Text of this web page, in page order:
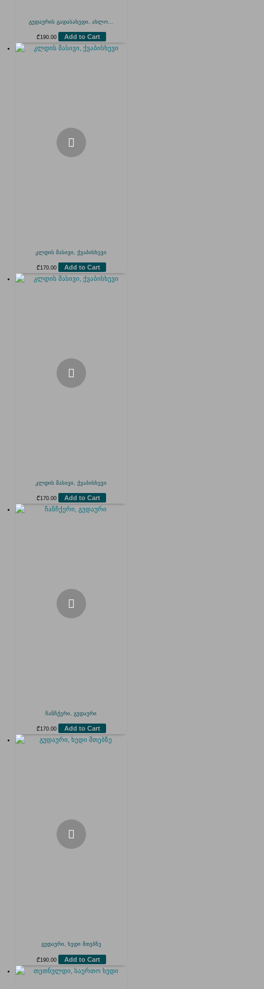
გუდაურის გადასახედი, ახლო...
₾190.00 Add to Cart
კლდის მასივი, ქვაბისხევი
₾170.00 Add to Cart
კლდის მასივი, ქვაბისხევი
₾170.00 Add to Cart
ჩანჩქერი, გუდაური
₾170.00 Add to Cart
გუდაური, ხედი მთებზე
₾ 190.00 Add to Cart